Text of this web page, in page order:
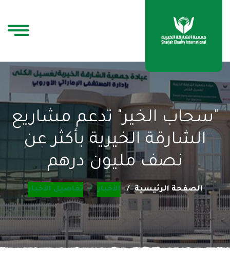
"سحاب الخير" تدعم مشاريع
الشارقة الخيرية بأكثر عن
نصف مليون درهم
الصفحة الرئيسية الأخبار تفاصيل الأخبار